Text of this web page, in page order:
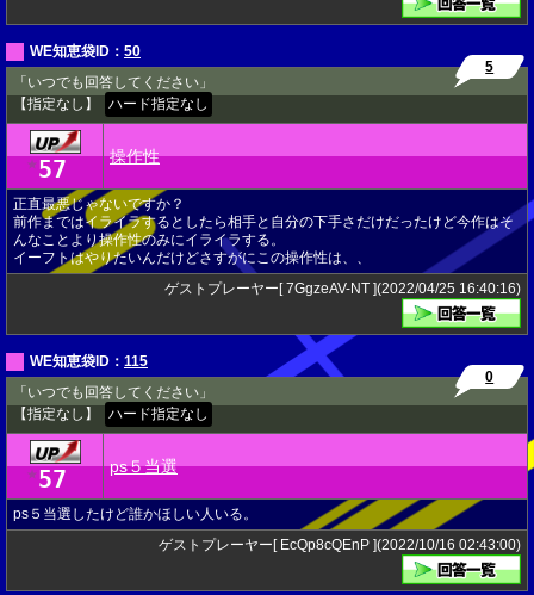
WE知恵袋ID： 50
「いつでも回答してください」
【指定なし】
ハード指定なし
5
★ 57 操作性
正直最悪じゃないですか？
前作まではイライラするとしたら相手と自分の下手さだけだったけど今作はそ
んなことより操作性のみにイライラする。
イーフトはやりたいんだけどさすがにこの操作性は、、
ゲストプレーヤー[ 7GgzeAV-NT ](2022/04/25 16:40:16)
WE知恵袋ID： 115
「いつでも回答してください」
【指定なし】
ハード指定なし
0
★ 57 ps５当選
ps５当選したけど誰かほしい人いる。
ゲストプレーヤー[ EcQp8cQEnP ](2022/10/16 02:43:00)